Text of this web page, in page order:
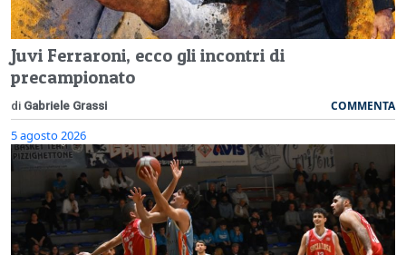
Juvi Ferraroni, ecco gli incontri di
precampionato
di Gabriele Grassi COMMENTA
5 agosto 2026